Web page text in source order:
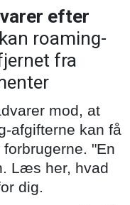
efter
roaming-
fra
mod, at
afgifterne kan få
"En
Læs her, hvad
dig.